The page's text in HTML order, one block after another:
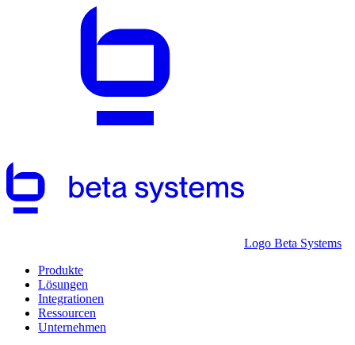
Logo Beta Systems
Produkte
Lösungen
Integrationen
Ressourcen
Unternehmen